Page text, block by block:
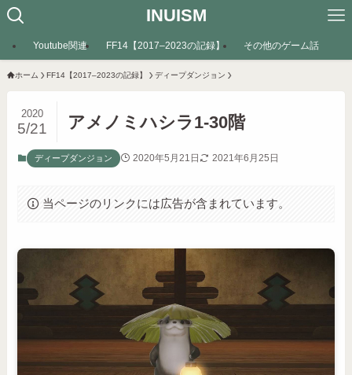
INUISM
Youtube関連 FF14【2017–2023の記録】 その他のゲーム話
ホーム FF14【2017–2023の記録】 ディープダンジョン
アメノミハシラ1-30階
2020
5/21
ディープダンジョン 2020年5月21日 2021年6月25日
当ページのリンクには広告が含まれています。